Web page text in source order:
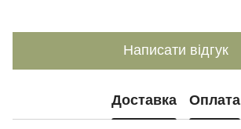
Написати відгук
Доставка Оплата